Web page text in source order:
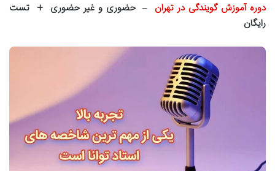
دوره آموزش گویندگی در تهران – حضوری و غیر حضوری + تست
رایگان